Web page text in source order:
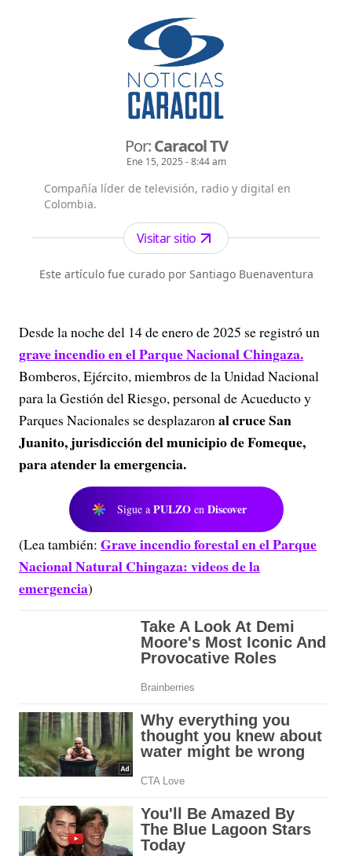
Por:Caracol TV
Ene 15, 2025 - 8:44 am
Compañía líder de televisión, radio y digital en
Colombia.
Visitar sitio
Este artículo fue curado por Santiago Buenaventura
Desde la noche del 14 de enero de 2025 se registró un
grave incendio en el Parque Nacional Chingaza.
Bomberos, Ejército, miembros de la Unidad Nacional
para la Gestión del Riesgo, personal de Acueducto y
Parques Nacionales se desplazaronal cruce San
Juanito, jurisdicción del municipio de Fomeque,
para atender la emergencia.
Sigue a PULZO en Discover
(Lea también: Grave incendio forestal en el Parque
Nacional Natural Chingaza: videos de la
emergencia)